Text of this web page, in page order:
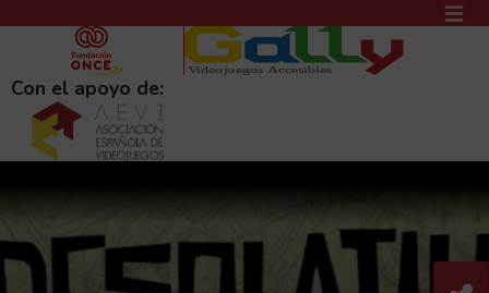
PASAR AL CONTENIDO PRINCIPAL
Con el apoyo de: